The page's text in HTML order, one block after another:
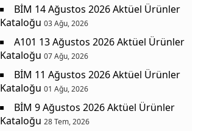
BİM 14 Ağustos 2026 Aktüel Ürünler
Kataloğu 03 Ağu, 2026
A101 13 Ağustos 2026 Aktüel Ürünler
Kataloğu 07 Ağu, 2026
BİM 11 Ağustos 2026 Aktüel Ürünler
Kataloğu 01 Ağu, 2026
BİM 9 Ağustos 2026 Aktüel Ürünler
Kataloğu 28 Tem, 2026